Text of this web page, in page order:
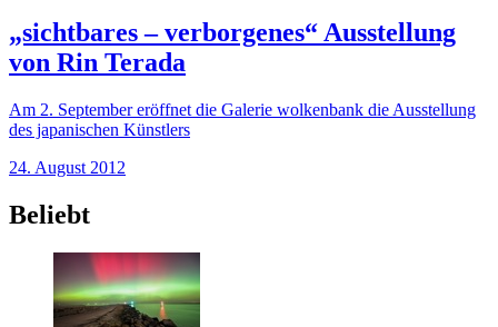
„sichtbares – verborgenes“ Ausstellung
von Rin Terada
Am 2. September eröffnet die Galerie wolkenbank die Ausstellung
des japanischen Künstlers
24. August 2012
Beliebt